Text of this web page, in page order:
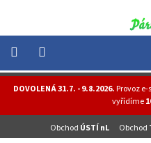
obsah
DOVOLENÁ 31.7. - 9.8.2026.Provoz e-
vyřídíme
Obchod ÚSTÍ nL Obchod
NOVINKY